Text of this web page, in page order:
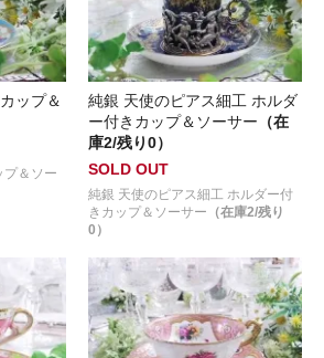
ップ＆
プ＆ソー
純銀 天使のピアス細工 ホルダ
ー付きカップ＆ソーサー （在
庫2/残り0）
SOLD OUT
純銀 天使のピアス細工 ホルダー付
きカップ＆ソーサー （在庫2/残り
0）